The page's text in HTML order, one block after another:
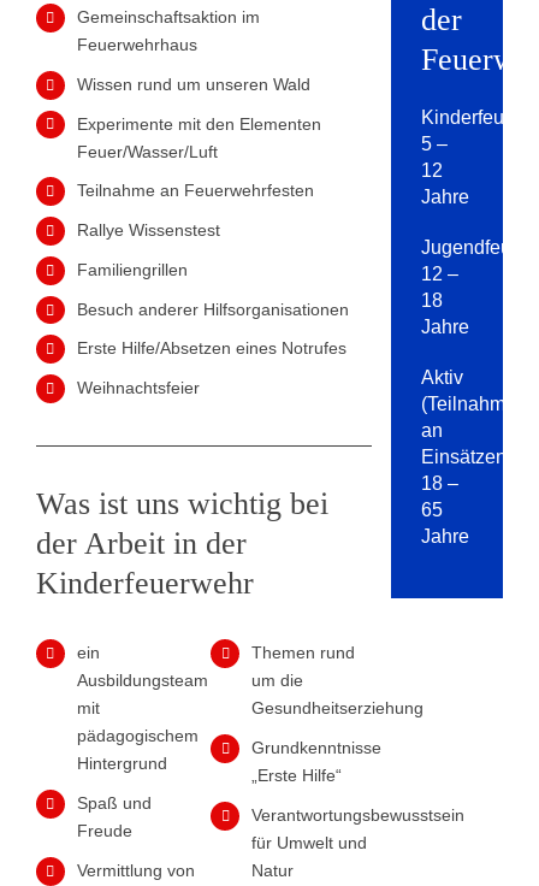
Gemeinschaftsaktion im
Feuerwehrhaus
Wissen rund um unseren Wald
Experimente mit den Elementen
Feuer/Wasser/Luft
Teilnahme an Feuerwehrfesten
Rallye Wissenstest
Familiengrillen
Besuch anderer Hilfsorganisationen
Erste Hilfe/Absetzen eines Notrufes
Weihnachtsfeier
Was ist uns wichtig bei
der Arbeit in der
Kinderfeuerwehr
ein
Ausbildungsteam
mit
pädagogischem
Hintergrund
Spaß und
Freude
Vermittlung von
Themen rund
um die
Gesundheitserziehung
Grundkenntnisse
„Erste Hilfe“
Verantwortungsbewusstsein
für Umwelt und
Natur
der
5 –
12
Jahre
12 –
18
Jahre
Aktiv
(Teilnahme
an
Einsätzen)
18 –
65
Jahre